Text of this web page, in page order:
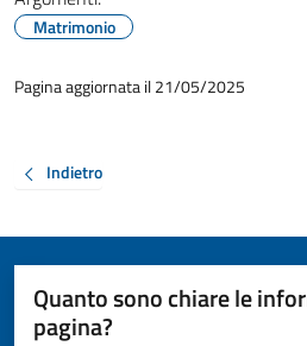
Matrimonio
Pagina aggiornata il 21/05/2025
Indietro
Quanto sono chiare le
pagina?